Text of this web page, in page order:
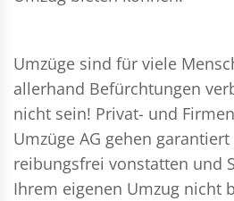
Umzüge sind für viele
allerhand Befürchtungen
nicht sein! Privat- und
Umzüge AG gehen
reibungsfrei vonstatten und
Ihrem eigenen Umzug nicht